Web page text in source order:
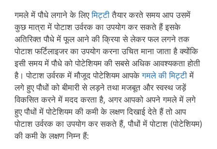
गमले में पौधे लगाने के लिएमिट्टी तैयार करते समय आप उसमें
कुछ मात्रा में पोटाश उर्वरक का उपयोग कर सकते हैं इसके
अतिरिक्त पौधे में फूल आने की क्रिया से लेकर फल लगने तक
पोटाश फर्टिलाइजर का उपयोग करना उचित माना जाता है क्योंकि
इसी समय में पौधे को पोटेशियम की सबसे अधिक आवश्यकता होती
है। पोटाश उर्वरक में मौजूद पोटेशियम आपके गमले की मिट्टी में
लगे हुए पौधों को बीमारी से लड़ने तथा मजबूत और स्वस्थ जड़ें
विकसित करने में मदद करता है, अगर आपको अपने गमले में लगे
हुए पौधों में पोटेशियम की कमी के लक्षण दिखाई देते हैं तो आप
पोटाश उर्वरक का उपयोग कर सकते हैं, पौधों में पोटाश (पोटेशियम)
की कमी के लक्षण निम्न हैं: